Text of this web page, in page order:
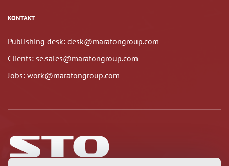
KONTAKT
Publishing desk: desk@maratongroup.com
Clients: se.sales@maratongroup.com
Jobs: work@maratongroup.com